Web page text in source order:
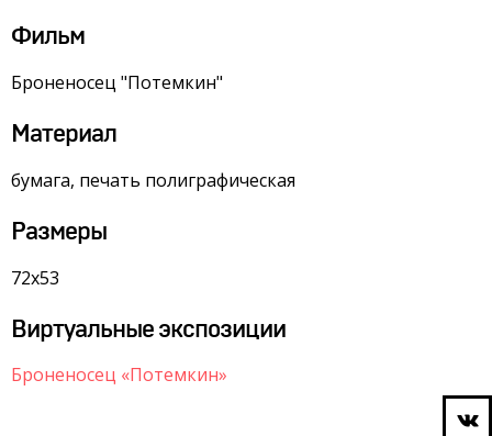
Фильм
Броненосец "Потемкин"
Материал
бумага, печать полиграфическая
Размеры
72х53
Виртуальные экспозиции
Броненосец «Потемкин»